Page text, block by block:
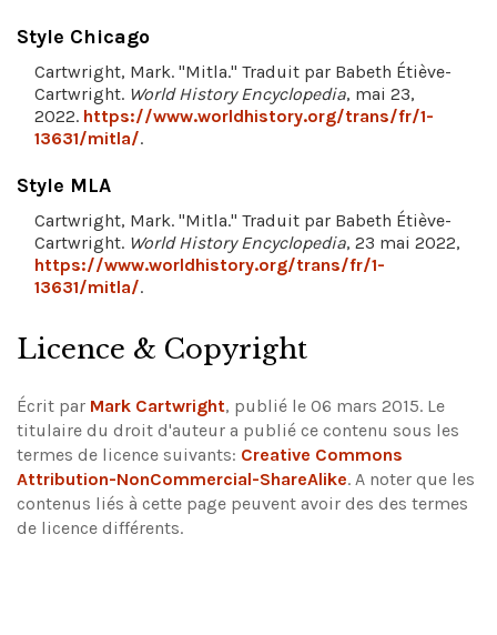
Style Chicago
Cartwright, Mark. "Mitla." Traduit par Babeth Étiève-
Cartwright. World History Encyclopedia, mai 23,
2022. https://www.worldhistory.org/trans/fr/1-
13631/mitla/.
Style MLA
Cartwright, Mark. "Mitla." Traduit par Babeth Étiève-
Cartwright. World History Encyclopedia, 23 mai 2022,
https://www.worldhistory.org/trans/fr/1-
13631/mitla/.
Licence & Copyright
Écrit par Mark Cartwright, publié le 06 mars 2015. Le
titulaire du droit d'auteur a publié ce contenu sous les
termes de licence suivants: Creative Commons
Attribution-NonCommercial-ShareAlike. A noter que les
contenus liés à cette page peuvent avoir des des termes
de licence différents.